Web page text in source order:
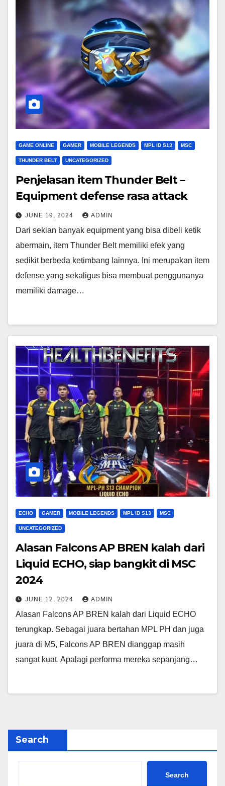
GAME ONLINE GAMER MOBILE LEGENDS MPL ID S13 MSC
THUNDER BELT UNCATEGORIZED
Penjelasan item Thunder Belt –
Equipment defense rasa attack
JUNE 19, 2024 ADMIN
Dari sekian banyak equipment yang bisa dibeli ketik
abermain, item Thunder Belt memiliki efek yang
sedikit berbeda ketimbang lainnya. Ini merupakan item
defense yang sekaligus bisa membuat penggunanya
memiliki damage…
ECHO GAMER MOBILE LEGENDS MPL ID S13 MSC
UNCATEGORIZED
Alasan Falcons AP BREN kalah dari
Liquid ECHO, siap bangkit di MSC
2024
JUNE 12, 2024 ADMIN
Alasan Falcons AP BREN kalah dari Liquid ECHO
terungkap. Sebagai juara bertahan MPL PH dan juga
juara di M5, Falcons AP BREN dianggap masih
sangat kuat. Apalagi performa mereka sepanjang…
Search
Search